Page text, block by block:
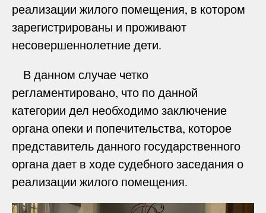
реализации жилого помещения, в котором
зарегистрированы и проживают
несовершеннолетние дети.
В данном случае четко
регламентировано, что по данной
категории дел необходимо заключение
органа опеки и попечительства, которое
представитель данного государственного
органа дает в ходе судебного заседания о
реализации жилого помещения.